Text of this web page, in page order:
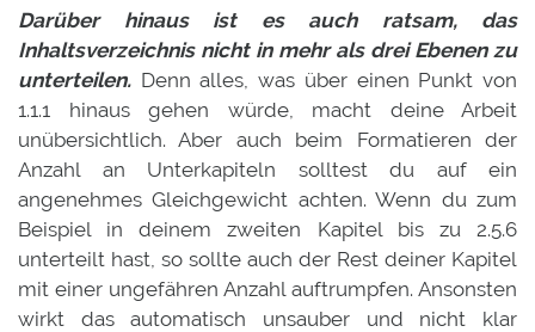
Darüber hinaus ist es auch ratsam, das
Inhaltsverzeichnis nicht in mehr als drei Ebenen zu
unterteilen. Denn alles, was über einen Punkt von
1.1.1 hinaus gehen würde, macht deine Arbeit
unübersichtlich. Aber auch beim Formatieren der
Anzahl an Unterkapiteln solltest du auf ein
angenehmes Gleichgewicht achten. Wenn du zum
Beispiel in deinem zweiten Kapitel bis zu 2.5.6
unterteilt hast, so sollte auch der Rest deiner Kapitel
mit einer ungefähren Anzahl auftrumpfen. Ansonsten
wirkt das automatisch unsauber und nicht klar